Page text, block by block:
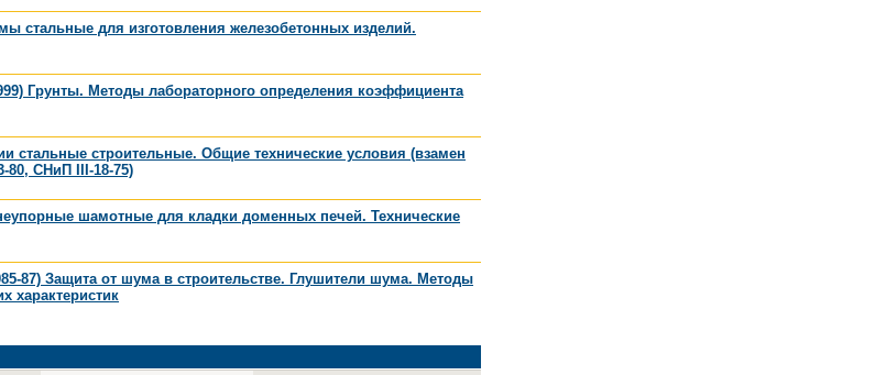
стальные для изготовления железобетонных изделий.
Грунты. Методы лабораторного определения коэффициента
стальные строительные. Общие технические условия (взамен
80, СНиП III-18-75)
шамотные для кладки доменных печей. Технические
87) Защита от шума в строительстве. Глушители шума. Методы
характеристик